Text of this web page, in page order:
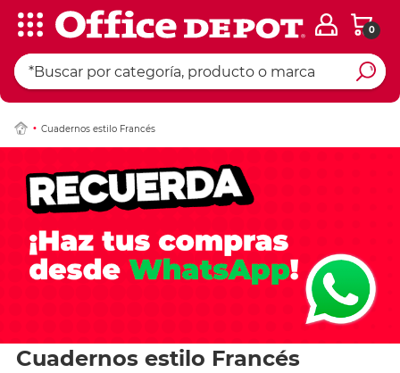
0
Cuadernos estilo Francés
Cuadernos estilo Francés